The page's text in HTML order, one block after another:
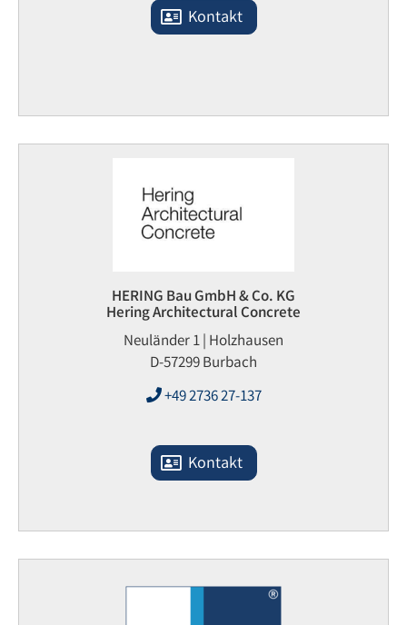
Kontakt
HERING Bau GmbH & Co. KG
Hering Architectural Concrete
Neuländer 1 | Holzhausen
D-57299 Burbach
+49 2736 27-137
Kontakt